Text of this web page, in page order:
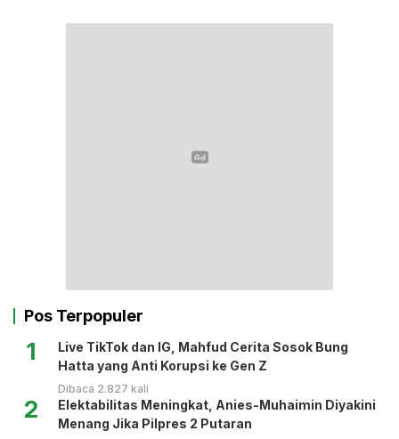
Pos Terpopuler
1
Live TikTok dan IG, Mahfud Cerita Sosok Bung
Hatta yang Anti Korupsi ke Gen Z
Dibaca 2.827 kali
2
Elektabilitas Meningkat, Anies-Muhaimin Diyakini
Menang Jika Pilpres 2 Putaran